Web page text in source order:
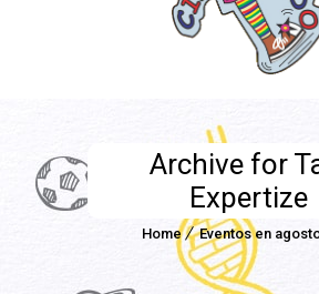
Archive for
Expertize
Home Eventos en